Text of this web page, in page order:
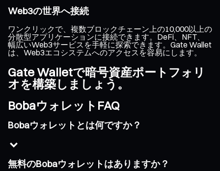
Web3の世界へ接続
ワンクリックで、複数ブロックチェーン上の10,000以上の
分散型アプリケーションに接続できます。DeFi、NFT、
幅広いWeb3サービスを手軽に探索できます。Gate Wallet
は、Web3エコシステムへのアクセスを容易にします。
Gate Walletで暗号資産ポートフォリ
オを構築しましょう。
BobaウォレットFAQ
Bobaウォレットとは何ですか？
無料のBobaウォレットはありますか？